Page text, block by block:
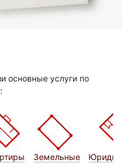
основные услуги по
Земельные